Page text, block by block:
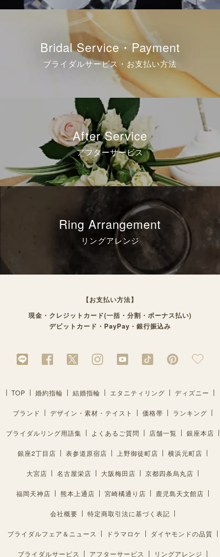
Bridal Service・Payment
ブライダルサービス・お支払い方法
After Service
アフターサービス
Ring Arrangement
リングアレンジ
【お支払い方法】
現金・クレジットカード(一括・分割・ボーナス払い)
デビットカード・PayPay・銀行振込み
TOP 婚約指輪 結婚指輪 エタニティリング ディズニー
ブランド デザイン・素材・テイスト 価格帯 ランキング
ブライダルリング用語集 よくあるご質問 店舗一覧 銀座本店
銀座2丁目店 表参道原宿店 上野御徒町店 横浜元町店
大宮店 名古屋栄店 大阪梅田店 京都四条烏丸店
福岡天神店 熊本上通店 宮崎橘通り店 鹿児島天文館店
会社概要 特定商取引法に基づく表記
ブライダルフェア＆ニュース ドラマロケ ダイヤモンドの品質
ブライダルサービス アフターサービス リングアレンジ